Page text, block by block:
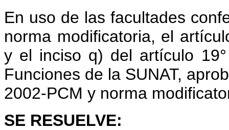
En uso de las facultades
norma modificatoria, el
y el inciso q) del artículo
Funciones de la SUNAT,
2002-PCM y norma
SE RESUELVE: